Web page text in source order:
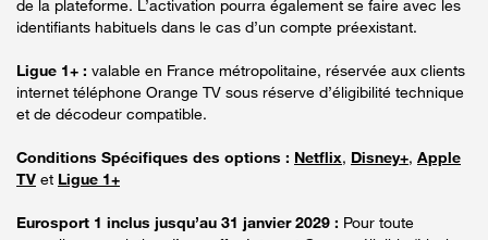
de la plateforme. L’activation pourra également se faire avec les
identifiants habituels dans le cas d’un compte préexistant.
Ligue 1+ : valable en France métropolitaine, réservée aux clients
internet téléphone Orange TV sous réserve d’éligibilité technique
et de décodeur compatible.
Conditions Spécifiques des options : Netflix, Disney+, Apple
TV et Ligue 1+
Eurosport 1 inclus jusqu’au 31 janvier 2029 : Pour toute